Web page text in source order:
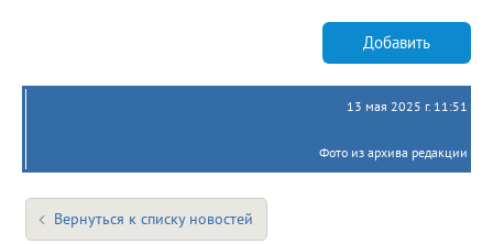
Добавить
13 мая 2025 г. 11:51
Фото из архива редакции
Вернуться к списку новостей